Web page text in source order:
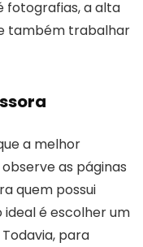
fotografias, a alta
também trabalhar
a melhor
as páginas
quem possui
é escolher um
para